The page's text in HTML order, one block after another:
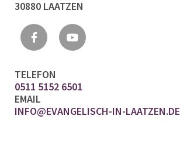
30880 LAATZEN
TELEFON
0511 5152 6501
EMAIL
INFO@EVANGELISCH-IN-LAATZEN.DE